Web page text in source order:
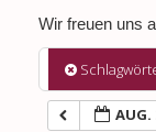
Wir freuen uns
AUG.